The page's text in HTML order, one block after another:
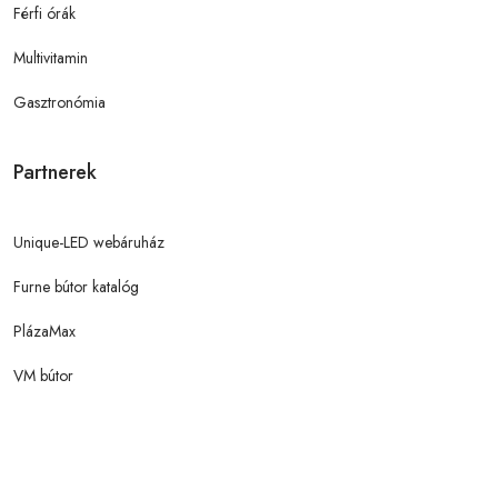
Férfi órák
Multivitamin
Gasztronómia
Partnerek
Unique-LED webáruház
Furne bútor katalóg
PlázaMax
VM bútor